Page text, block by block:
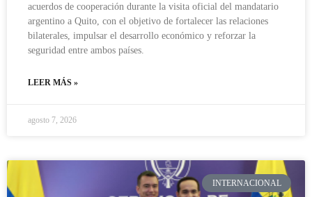
acuerdos de cooperación durante la visita oficial del mandatario
argentino a Quito, con el objetivo de fortalecer las relaciones
bilaterales, impulsar el desarrollo económico y reforzar la
seguridad entre ambos países.
LEER MÁS »
agosto 7, 2026
INTERNACIONAL